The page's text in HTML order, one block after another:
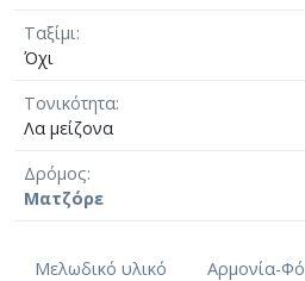
Ταξίμι
Όχι
Τονικότητα
Λα μείζονα
Δρόμος
Ματζόρε
Μελωδικό υλικό Αρμονία-